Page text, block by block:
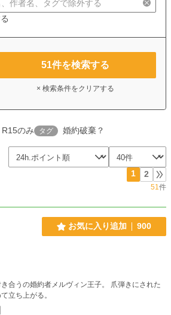
51件を検索する
× 検索条件をクリアする
R15のみ タグ 婚約破棄？
1 2
51件
お気に入り追加 900
合うの婚約者メルヴィン王子。 爪弾きにされた
立ち上がる。